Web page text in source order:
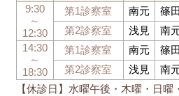
【休診日】水曜午後・木曜・日曜
9:30
～
12:30
第1診察室 南元 篠田
第2診察室
浅見 南
14:30
～
18:30
第1診察室 南元 篠田
第2診察室
浅見 南